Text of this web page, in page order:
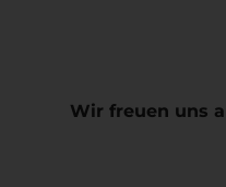
Wir freuen uns